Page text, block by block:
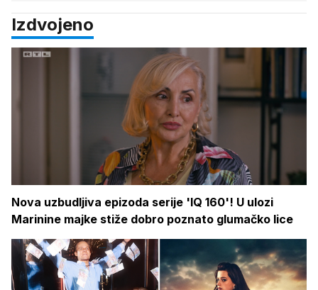
Izdvojeno
Nova uzbudljiva epizoda serije 'IQ 160'! U ulozi
Marinine majke stiže dobro poznato glumačko lice